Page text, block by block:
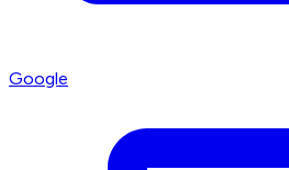
Google